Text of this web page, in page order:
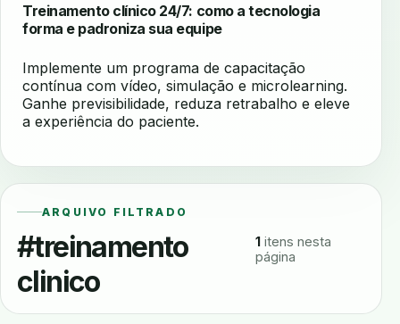
Treinamento clínico 24/7: como a tecnologia
forma e padroniza sua equipe
Implemente um programa de capacitação
contínua com vídeo, simulação e microlearning.
Ganhe previsibilidade, reduza retrabalho e eleve
a experiência do paciente.
ARQUIVO FILTRADO
#treinamento
clinico
1 itens nesta
página